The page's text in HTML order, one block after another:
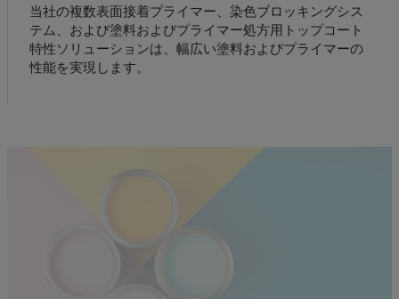
当社の複数表面接着プライマー、染色ブロッキングシス
テム、および塗料およびプライマー処方用トップコート
特性ソリューションは、幅広い塗料およびプライマーの
性能を実現します。